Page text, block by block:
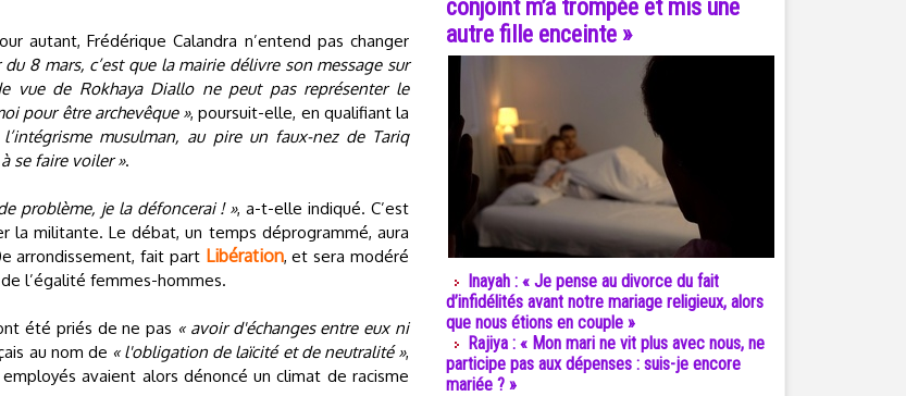
autant, Frédérique Calandra n’entend pas changer
8 mars, c’est que la mairie délivre son message sur
vue de Rokhaya Diallo ne peut pas représenter le
pour être archevêque », poursuit-elle, en qualifiant la
musulman, au pire un faux-nez de Tariq
se faire voiler ».
problème, je la défoncerai ! », a-t-elle indiqué. C’est
militante. Le débat, un temps déprogrammé, aura
arrondissement, fait part Libération, et sera modéré
l’égalité femmes-hommes.
été priés de ne pas « avoir d'échanges entre eux ni
au nom de « l'obligation de laïcité et de neutralité »,
avaient alors dénoncé un climat de racisme
conjoint m’a trompée et mis une
autre fille enceinte »
Inayah : « Je pense au divorce du fait
d’infidélités avant notre mariage religieux, alors
que nous étions en couple »
Rajiya : « Mon mari ne vit plus avec nous, ne
participe pas aux dépenses : suis-je encore
mariée ? »